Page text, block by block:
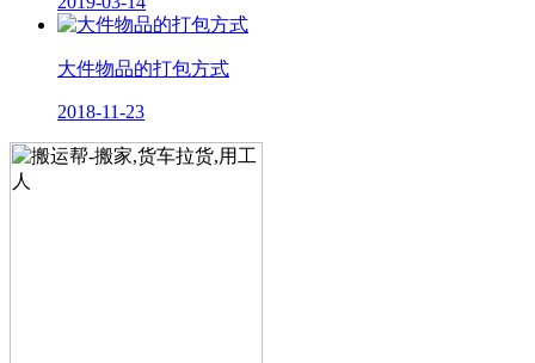
大件物品的打包方式
2018-11-23